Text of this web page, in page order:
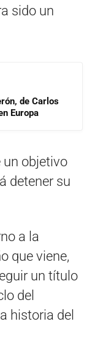
sido un
de Carlos
Europa
un objetivo
detener su
a la
que viene,
un título
del
historia del